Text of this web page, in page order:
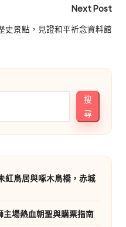
Next Post
史景點，見證和平祈念資料館
搜
尋
紅鳥居與啄木鳥橋，赤城
場熱血朝聖與購票指南